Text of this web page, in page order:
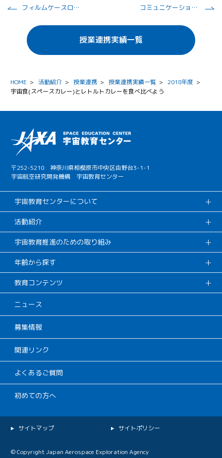
フィルムケースロケットを飛ばしてみよう コミュニケーション能力を鍛えよう！
授業連携実績一覧
HOME > 活動紹介 > 授業連携 > 授業連携実績一覧 > 2018年度 >
宇宙食(スペースカレー)とレトルトカレーを食べ比べよう
〒252-5210 神奈川県相模原市中央区由野台3-1-1
宇宙航空研究開発機構 宇宙教育センター
宇宙教育センターについて
活動紹介
宇宙教育推進のための取り組み
年齢から探す
教育コンテンツ
ニュース
募集情報
関連リンク
よくあるご質問
初めての方へ
© Copyright Japan Aerospace Exploration Agency
サイトマップ サイトポリシー